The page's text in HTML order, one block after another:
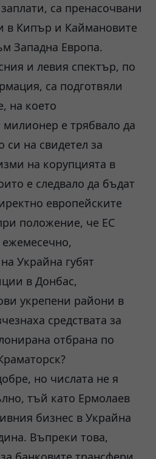
са пренасочвани
в Кипър и Каймановите
Западна Европа.
и левия спектър, по
са подготвяли
на което
е трябвало да
си на свидетел за
на корупцията в
е следвало да бъдат
европейските
положение, че ЕС
Украйна губят
в Донбас,
укрепени райони в
средствата за
отбрана по
но числата не я
тъй като Ермолаев
бизнес в Украйна
Въпреки това,